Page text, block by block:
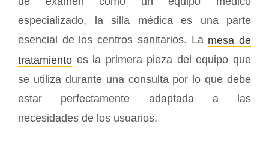
especializado, la silla médica es una parte
esencial de los centros sanitarios. La mesa de
tratamiento es la primera pieza del equipo que
se utiliza durante una consulta por lo que debe
estar perfectamente adaptada a las
necesidades de los usuarios.